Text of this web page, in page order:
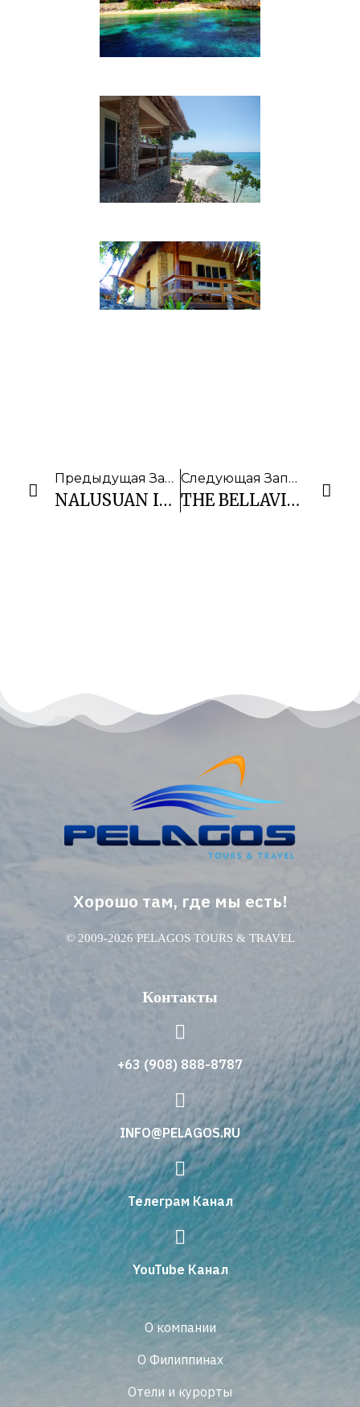
Предыдущая Запись
NALUSUAN ISLAND RESORT AND MARINE SANCTUARY
Следующая Запись
THE BELLAVISTA HOTEL
Хорошо там, где мы есть!
© 2009-2026 PELAGOS TOURS & TRAVEL
Контакты
+63 (908) 888-8787
INFO@PELAGOS.RU
Телеграм Канал
YouTube Канал
О компании
О Филиппинах
Отели и курорты